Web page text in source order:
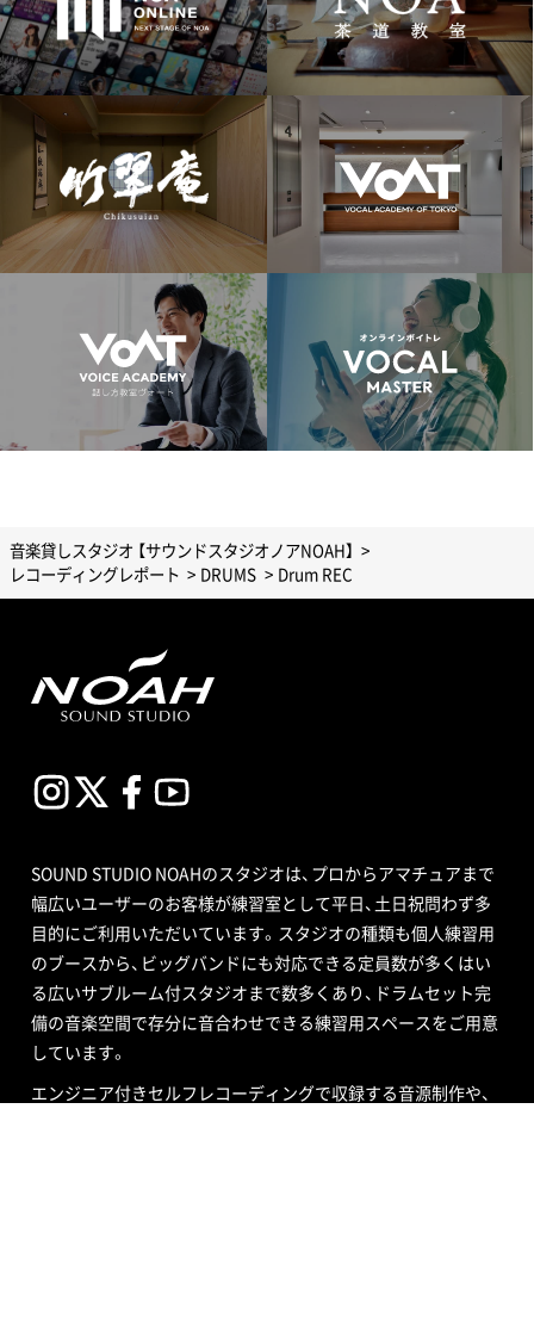
音楽貸しスタジオ 【サウンドスタジオノアNOAH】
レコーディングレポート
DRUMS Drum REC
SOUND STUDIO NOAHのスタジオは、プロからアマチュアまで
幅広いユーザーのお客様が練習室として平日、土日祝問わず多
目的にご利用いただいています。スタジオの種類も個人練習用
のブースから、ビッグバンドにも対応できる定員数が多くはい
る広いサブルーム付スタジオまで数多くあり、ドラムセット完
備の音楽空間で存分に音合わせできる練習用スペースをご用意
しています。
エンジニア付きセルフレコーディングで収録する音源制作や、